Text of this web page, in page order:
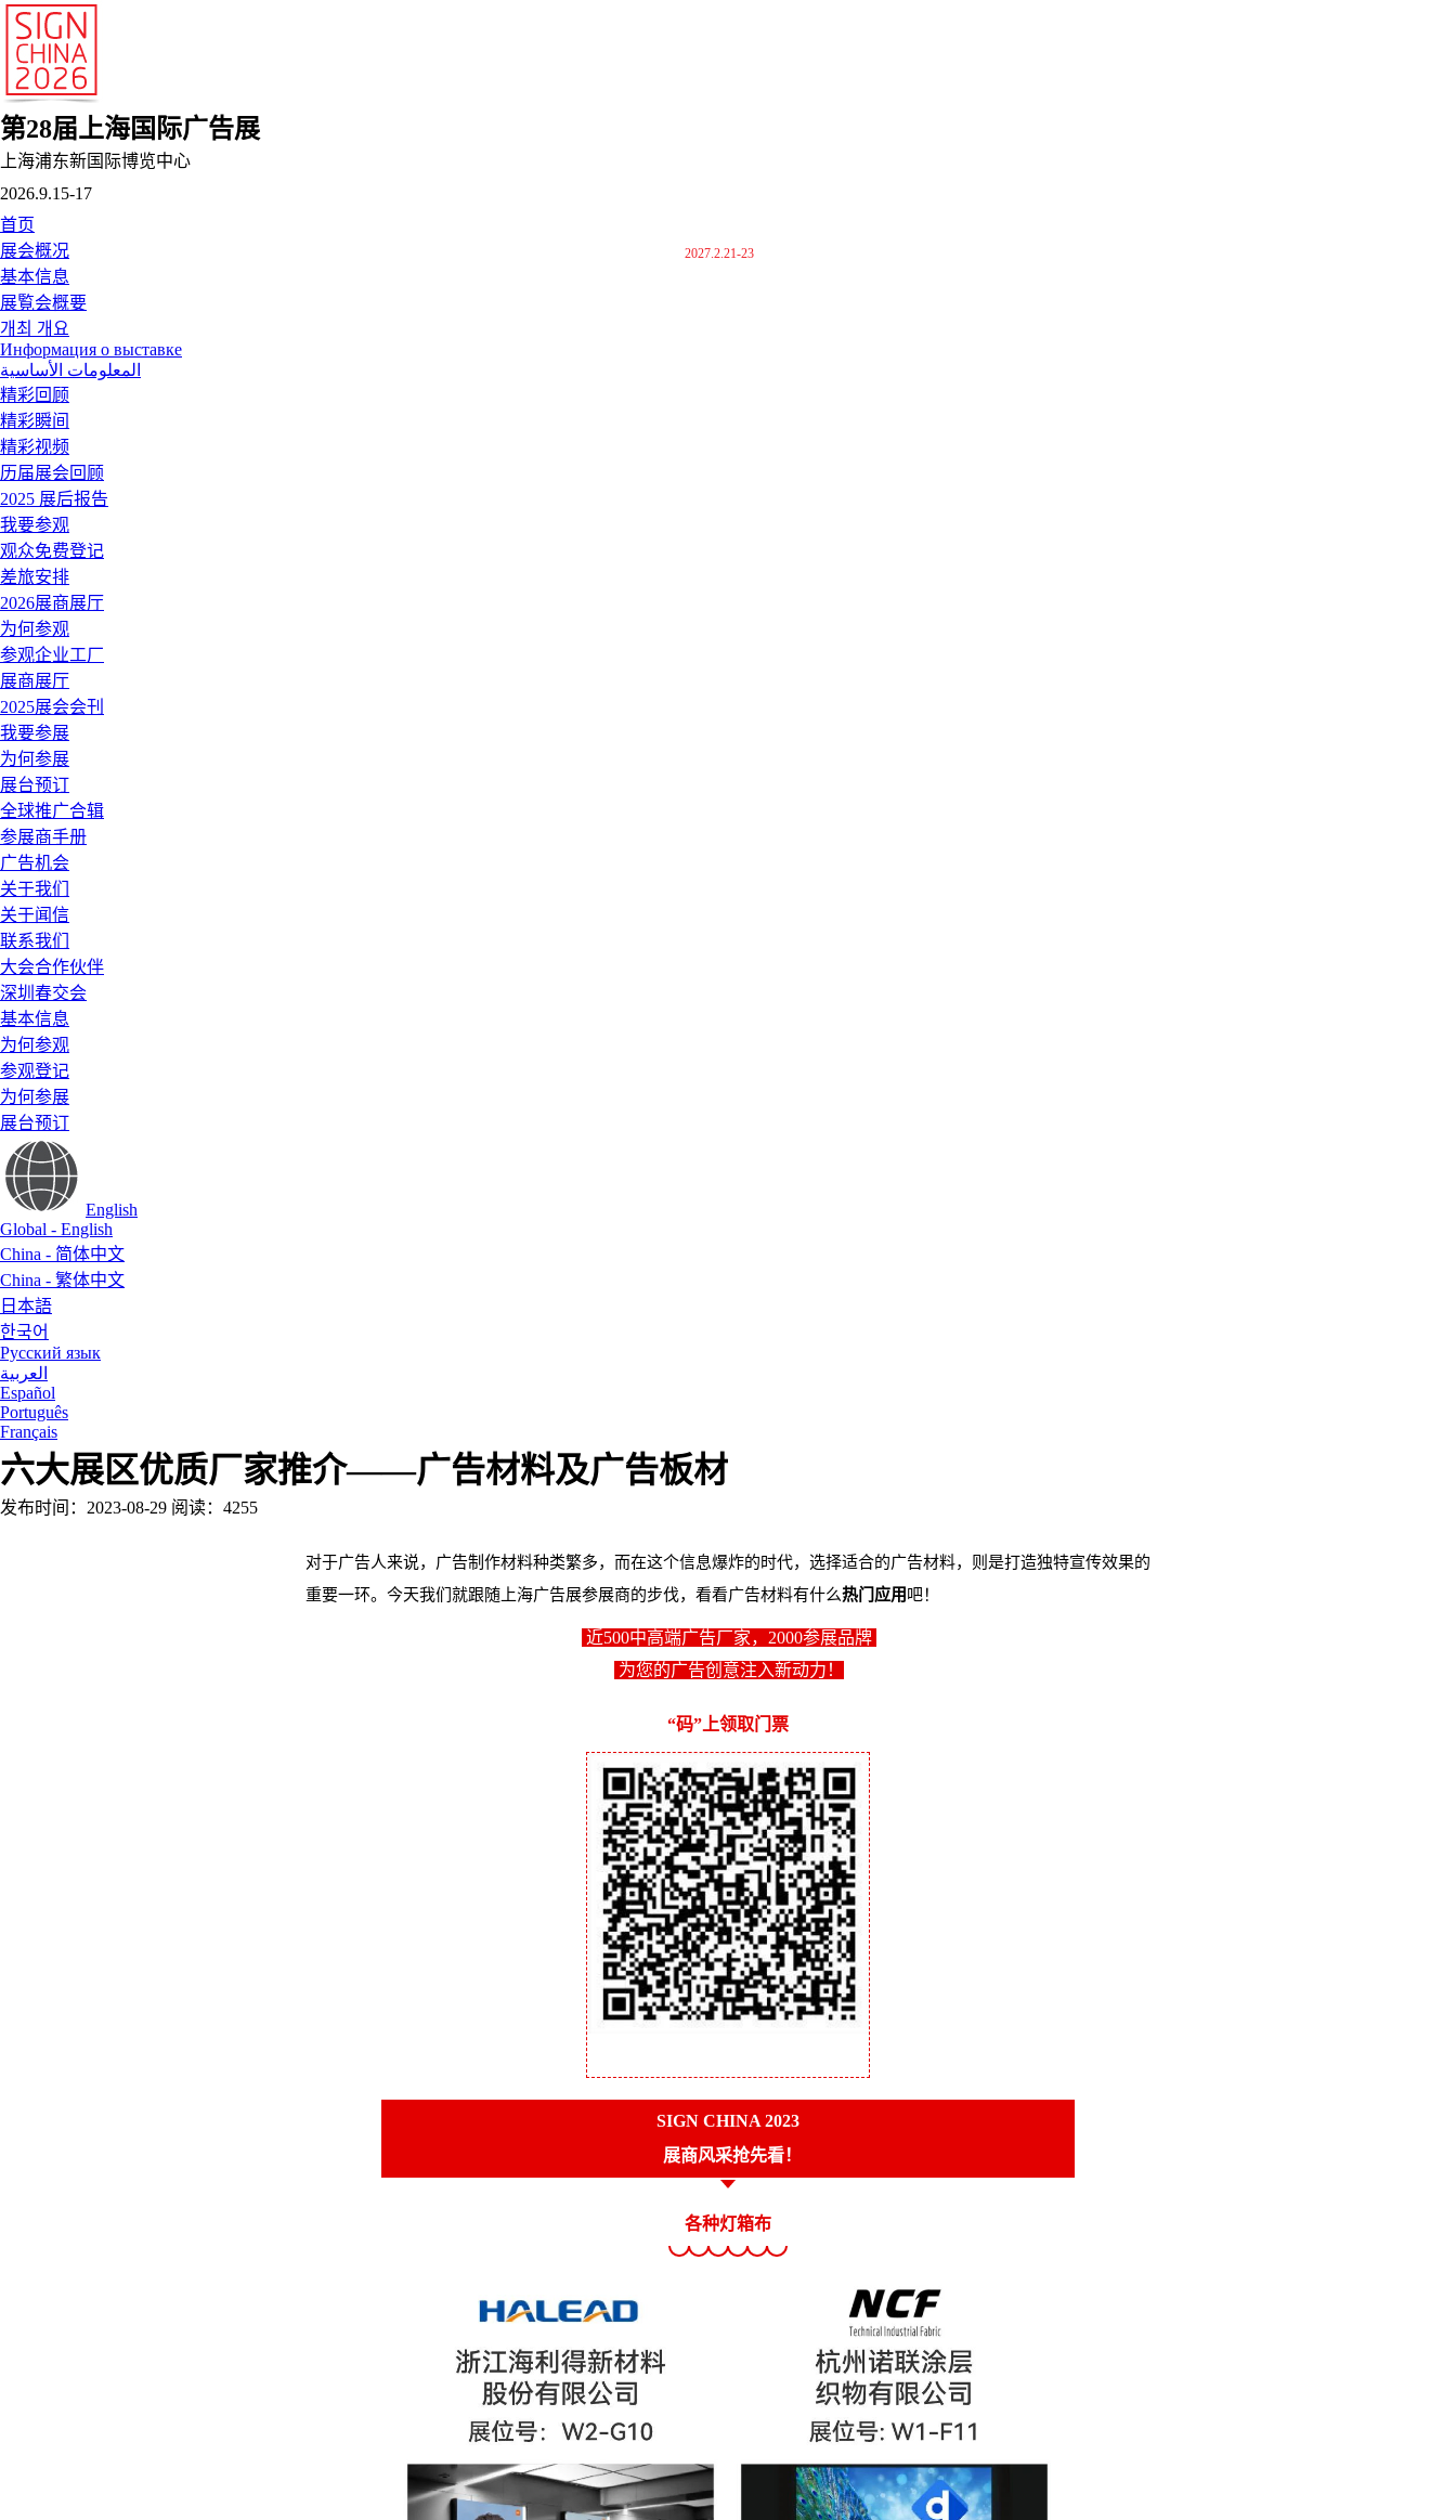
第28届上海国际广告展
上海浦东新国际博览中心
2026.9.15-17
首页
展会概况
基本信息
展覧会概要
개최 개요
Информация о выставке
المعلومات الأساسية
精彩回顾
精彩瞬间
精彩视频
历届展会回顾
2025 展后报告
我要参观
观众免费登记
差旅安排
2026展商展厅
为何参观
参观企业工厂
展商展厅
2025展会会刊
我要参展
为何参展
展台预订
全球推广合辑
参展商手册
广告机会
关于我们
关于闻信
联系我们
大会合作伙伴
深圳春交会
2027.2.21-23
基本信息
为何参观
参观登记
为何参展
展台预订
English
Global - English
China - 简体中文
China - 繁体中文
日本語
한국어
Русский язык
العربية
Español
Português
Français
六大展区优质厂家推介——广告材料及广告板材
发布时间：2023-08-29 阅读：4255
对于广告人来说，广告制作材料种类繁多，而在这个信息爆炸的时代，选择适合的广告材料，则是打造独特宣传效果的
重要一环。今天我们就跟随上海广告展参展商的步伐，看看广告材料有什么热门应用 吧！
近500中高端广告厂家，2000参展品牌
为您的广告创意注入新动力！
“码”上领取门票
SIGN CHINA 2023
展商风采抢先看！
各种灯箱布